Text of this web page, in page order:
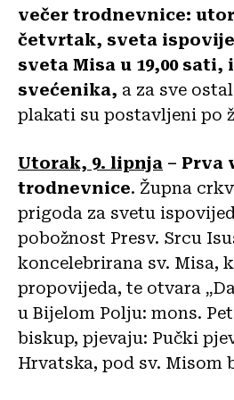
večer trodnevnice:
četvrtak, sveta
sveta Misa u 19,00
svećenika, a za sve
plakati su postavljeni po
Utorak, 9. lipnja – Prva
trodnevnice. Župna
prigoda za svetu
pobožnost Presv. Srcu
koncelebrirana sv. Misa,
propovijeda, te otvara
u Bijelom Polju: mons.
biskup, pjevaju: Pučki
Hrvatska, pod sv. Misom